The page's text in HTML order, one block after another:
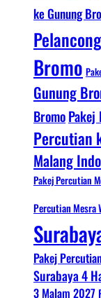
ke Gunung
Bromo
Gunung
BromoPakej
Percutian
Malang
Pakej Percutian
Percutian Mesra
Pakej
Surabaya 4
3 Malam 2027